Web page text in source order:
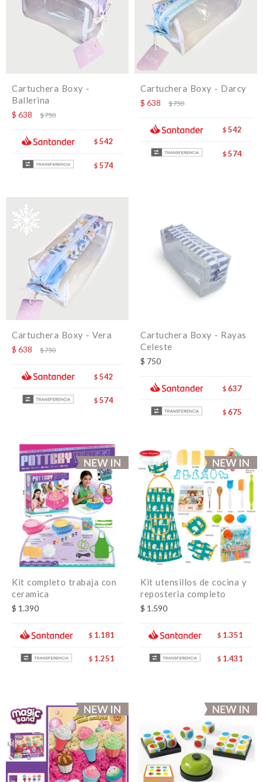
Cartuchera Boxy -
Ballerina
$ 638 $750
$ 542
$ 574
Cartuchera Boxy - Darcy
$ 638 $750
$ 542
$ 574
Cartuchera Boxy - Vera
$ 638 $750
$ 542
$ 574
Cartuchera Boxy - Rayas
Celeste
$ 750
$ 637
$ 675
Kit completo trabaja con
ceramica
$ 1.390
$ 1.181
$ 1.251
Kit utensillos de cocina y
reposteria completo
$ 1.590
$ 1.351
$ 1.431